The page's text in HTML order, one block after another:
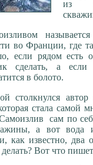
из
называется
во Франции, где
если рядом есть
сделать, а если
в болото.
столкнулся
стала самой
сам по
а вот вода
как известно, два
Вот что